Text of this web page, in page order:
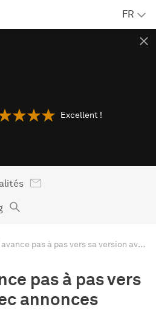
FR
Excellent !
ChatGPT avance pas à pas vers sa version avec annonces
pas à pas vers
annonces